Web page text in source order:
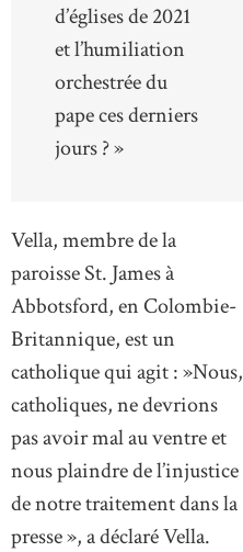
d’églises de 2021
et l’humiliation
orchestrée du
pape ces derniers
jours ? »
Vella, membre de la
paroisse St. James à
Abbotsford, en Colombie-
Britannique, est un
catholique qui agit : »Nous,
catholiques, ne devrions
pas avoir mal au ventre et
nous plaindre de l’injustice
de notre traitement dans la
presse », a déclaré Vella.